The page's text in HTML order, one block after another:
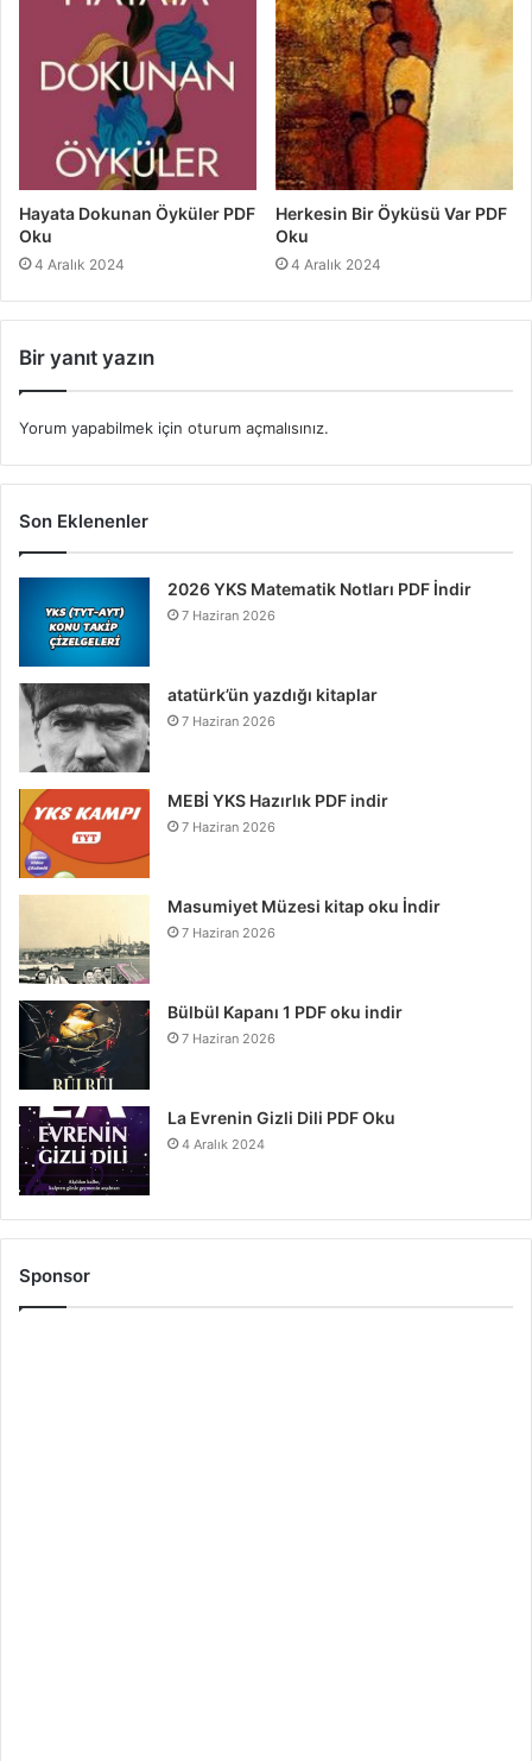
Hayata Dokunan Öyküler PDF
Oku
4 Aralık 2024
Herkesin Bir Öyküsü Var PDF
Oku
4 Aralık 2024
Bir yanıt yazın
Yorum yapabilmek için oturum açmalısınız.
Son Eklenenler
2026 YKS Matematik Notları PDF İndir
7 Haziran 2026
atatürk’ün yazdığı kitaplar
7 Haziran 2026
MEBİ YKS Hazırlık PDF indir
7 Haziran 2026
Masumiyet Müzesi kitap oku İndir
7 Haziran 2026
Bülbül Kapanı 1 PDF oku indir
7 Haziran 2026
La Evrenin Gizli Dili PDF Oku
4 Aralık 2024
Sponsor